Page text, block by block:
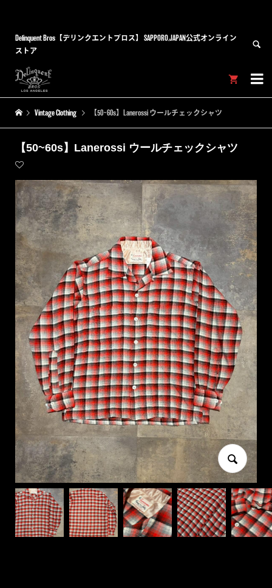
Delinquent Bros【デリンクエントブロス】 SAPPORO,JAPAN公式オンライン
ストア


Vintage Clothing 【50~60s】Lanerossi ウールチェックシャツ
【50~60s】Lanerossi ウールチェックシャツ